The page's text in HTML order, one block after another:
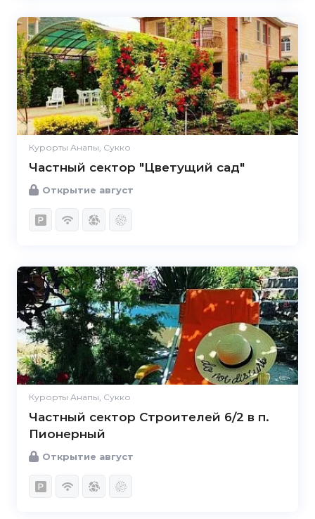
Курорты Анапы, Сукко
Частный сектор "Цветущий сад"
Открытие август
Курорты Анапы, Сукко
Частный сектор Строителей 6/2 в п.
Пионерный
Открытие август